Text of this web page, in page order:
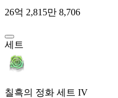
26억 2,815만 8,706
세트
칠흑의 정화 세트 IV